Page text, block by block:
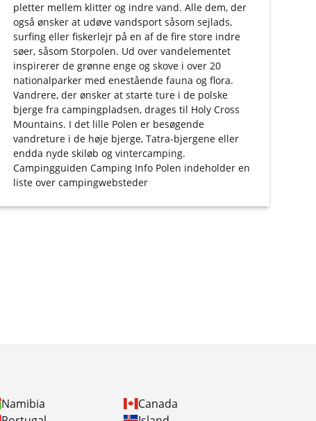
pletter mellem klitter og indre vand. Alle dem, der
også ønsker at udøve vandsport såsom sejlads,
surfing eller fiskerlejr på en af ​​de fire store indre
søer, såsom Storpolen. Ud over vandelementet
inspirerer de grønne enge og skove i over 20
nationalparker med enestående fauna og flora.
Vandrere, der ønsker at starte ture i de polske
bjerge fra campingpladsen, drages til Holy Cross
Mountains. I det lille Polen er besøgende
vandreture i de høje bjerge, Tatra-bjergene eller
endda nyde skiløb og vintercamping.
CampingguidenCamping Info Polen indeholder en
liste over campingwebsteder
Namibia
Canada